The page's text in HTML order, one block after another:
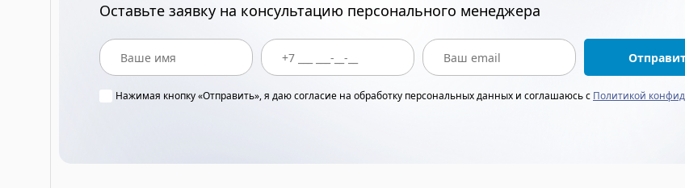
Оставьте заявку на консультацию персонального менеджера
Нажимая кнопку «Отправить», я даю согласие на обработку персональных данных и соглашаюсь с Политикой